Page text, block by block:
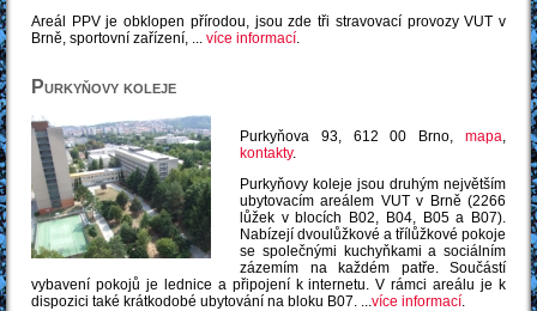
Areál PPV je obklopen přírodou, jsou zde tři stravovací provozy VUT v
Brně, sportovní zařízení, ... více informací.
Purkyňovy koleje
Purkyňova 93, 612 00 Brno, mapa
kontakty.
Purkyňovy koleje jsou druhým největším
ubytovacím areálem VUT v Brně (2266
lůžek v blocích B02, B04, B05 a B07).
Nabízejí dvoulůžkové a třílůžkové pokoje
se společnými kuchyňkami a sociálním
zázemím na každém patře. Součástí
vybavení pokojů je lednice a připojení k internetu. V rámci areálu je k
dispozici také krátkodobé ubytování na bloku B07. ... více informací